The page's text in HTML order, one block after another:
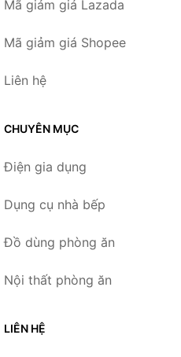
Mã giảm giá Lazada
Mã giảm giá Shopee
Liên hệ
CHUYÊN MỤC
Điện gia dụng
Dụng cụ nhà bếp
Đồ dùng phòng ăn
Nội thất phòng ăn
LIÊN HỆ